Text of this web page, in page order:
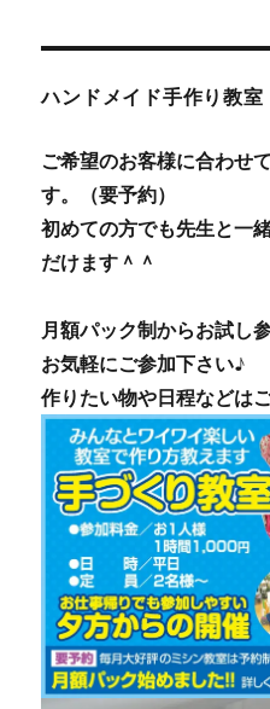
ハンドメイド手作り教室
ご希望のお客様に合わせ
す。（要予約）
初めての方でも先生と一
だけます＾＾
月額パック制からお試し
お気軽にご参加下さい♪
作りたい物や日程などは